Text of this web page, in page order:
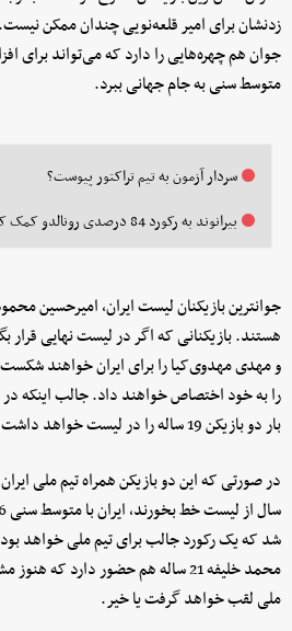
زدنشان برای امیر قلعه‌نویی چندان ممکن نیست.
جوان هم چهره‌هایی را دارد که می‌تواند برای
متوسط سنی به جام جهانی ببرد.
سردار آزمون به تیم تراکتور پیوست؟
بیرانوند به رکورد 84 درصدی رونالدو کمک کرد
و مهدی مهدوی‌کیا را برای ایران خواهند شکست
را به خود اختصاص خواهند داد. جالب اینکه
بار دو بازیکن 19 ساله را در لیست خواهد داشت.
شد که یک رکورد جالب برای تیم ملی خواهد بود.
محمد خلیفه 21 ساله هم حضور دارد
ملی لقب خواهد گرفت یا خیر.